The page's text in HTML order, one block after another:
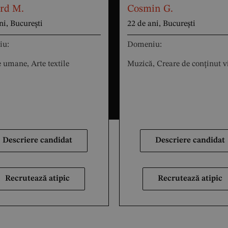
M.
București
umane, Arte textile
Descriere candidat
Recrutează atipic
Cosmin G.
22 de ani, București
Domeniu:
Muzică, Creare de conținut
Descriere candidat
Recrutează atipic